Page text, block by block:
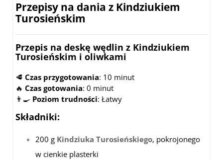
Przepisy na dania z Kindziukiem
Turosieńskim
Przepis na deskę wędlin z Kindziukiem
Turosieńskim i oliwkami
🥩 Czas przygotowania: 10 minut
🔥 Czas gotowania: 0 minut
👨‍🍳 Poziom trudności: Łatwy
Składniki:
200 g Kindziuka Turosieńskiego, pokrojonego
w cienkie plasterki